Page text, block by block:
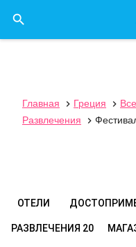

Главная  Греция 
Развлечения

ОТЕЛИ
РАЗВЛЕЧЕНИЯ 20